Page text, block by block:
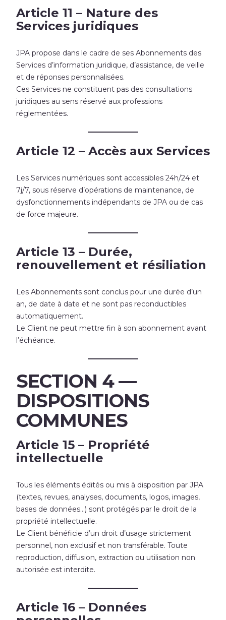
Article 11 – Nature des
Services juridiques
JPA propose dans le cadre de ses Abonnements des
Services d’information juridique, d’assistance, de veille
et de réponses personnalisées.
Ces Services ne constituent pas des consultations
juridiques au sens réservé aux professions
réglementées.
Article 12 – Accès aux Services
Les Services numériques sont accessibles 24h/24 et
7j/7, sous réserve d’opérations de maintenance, de
dysfonctionnements indépendants de JPA ou de cas
de force majeure.
Article 13 – Durée,
renouvellement et résiliation
Les Abonnements sont conclus pour une durée d’un
an, de date à date et ne sont pas reconductibles
automatiquement.
Le Client ne peut mettre fin à son abonnement avant
l’échéance.
SECTION 4 —
DISPOSITIONS
COMMUNES
Article 15 – Propriété
intellectuelle
Tous les éléments édités ou mis à disposition par JPA
(textes, revues, analyses, documents, logos, images,
bases de données…) sont protégés par le droit de la
propriété intellectuelle.
Le Client bénéficie d’un droit d’usage strictement
personnel, non exclusif et non transférable. Toute
reproduction, diffusion, extraction ou utilisation non
autorisée est interdite.
Article 16 – Données